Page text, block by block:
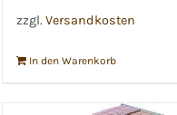
zzgl. Versandkosten
In den Warenkorb